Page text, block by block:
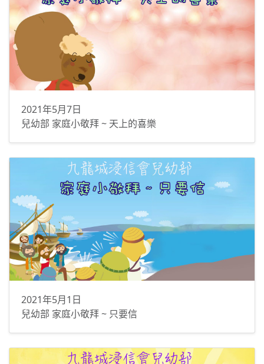
2021年5月7日
兒幼部 家庭小敬拜 ~ 天上的喜樂
2021年5月1日
兒幼部 家庭小敬拜 ~ 只要信